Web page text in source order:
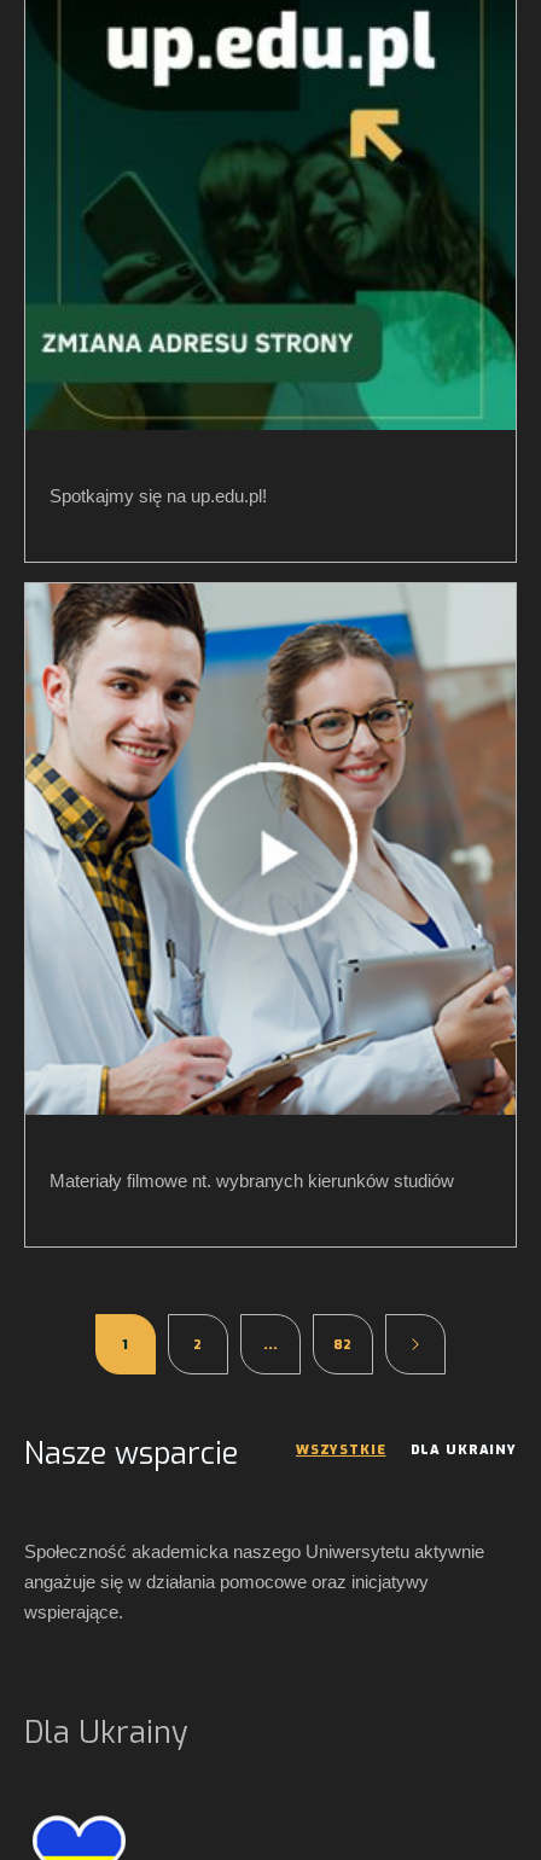
Spotkajmy się na up.edu.pl!
Materiały filmowe nt. wybranych kierunków studiów
1 2 ... 82
Nasze wsparcie WSZYSTKIE DLA UKRAINY
Społeczność akademicka naszego Uniwersytetu aktywnie
angażuje się w działania pomocowe oraz inicjatywy
wspierające.
Dla Ukrainy